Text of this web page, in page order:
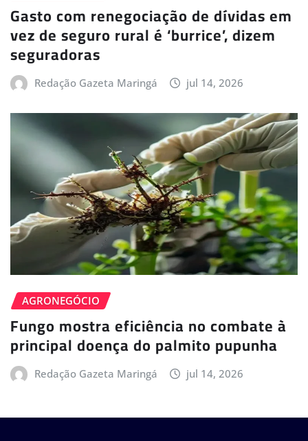
Gasto com renegociação de dívidas em
vez de seguro rural é ‘burrice’, dizem
seguradoras
Redação Gazeta Maringá jul 14, 2026
AGRONEGÓCIO
Fungo mostra eficiência no combate à
principal doença do palmito pupunha
Redação Gazeta Maringá jul 14, 2026